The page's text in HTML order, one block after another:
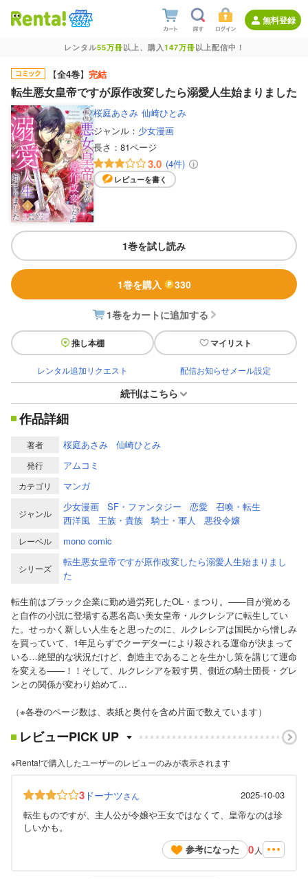
無料登録
レンタル55万冊以上、購入147万冊以上配信中！
【全4巻】 完結
転生悪女皇帝ですが原作改変したら溺愛人生始まりました
桜庭あさみ 仙崎ひとみ
ジャンル： 少女漫画
長さ： 81ページ
3.0 (4件)
レビューを書く
1巻を試し読み
1巻を購入 330
1巻をカートに追加する
推し本棚 マイリスト
レンタル追加リクエスト 配信お知らせメール設定
続刊はこちら
作品詳細
著者 桜庭あさみ 仙崎ひとみ
発行 アムコミ
カテゴリ マンガ
ジャンル
少女漫画 SF・ファンタジー 恋愛
召喚・転生
西洋風
王族・貴族 騎士・軍人 悪役令嬢
レーベル mono comic
シリーズ
転生悪女皇帝ですが原作改変したら溺愛人生始まりまし
た
転生前はブラック企業に勤め過労死したOL・まつり。――目が覚める
と自作の小説に登場する悪名高い美女皇帝・ルクレシアに転生してい
た。せっかく新しい人生をと思ったのに、ルクレシアは国民から憎しみ
を買っていて、1年足らずでクーデターにより殺される運命が決まって
いる…絶望的な状況だけど、創造主であることを生かし策を講じて運命
を変える――！！そして、ルクレシアを殺す男、側近の騎士団長・グレ
ンとの関係が変わり始めて…
（※各巻のページ数は、表紙と奥付を含め片面で数えています）
レビューPICK UP
※Renta!で購入したユーザーのレビューのみが表示されます
3 ドーナツさん
2025-10-03
転生ものですが、主人公が令嬢や王女ではなくて、皇帝なのは珍
しいかも。
参考になった
0 人